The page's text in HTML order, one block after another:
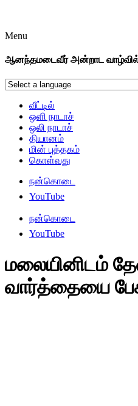
Menu
ஆனந்தமடைவீர் அன்றாட
வீட்டில்
ஒளி நாடாச்
ஒலி நாடாச்
தியானம்
மின் புத்தகம்
கொள்வது
நன்கொடை
YouTube
நன்கொடை
YouTube
மலையினிடம்
வார்த்தையை